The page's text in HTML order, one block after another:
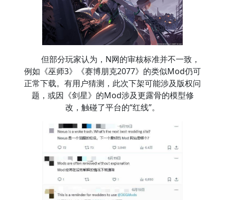
但部分玩家认为，N网的审核标准并不一致，
例如《巫师3》《赛博朋克2077》的类似Mod仍可
正常下载。有用户猜测，此次下架可能涉及版权问
题，或因《剑星》的Mod涉及更露骨的模型修
改，触碰了平台的“红线”。